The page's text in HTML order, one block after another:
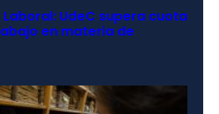
Laboral: UdeC supera cuota
en materia de